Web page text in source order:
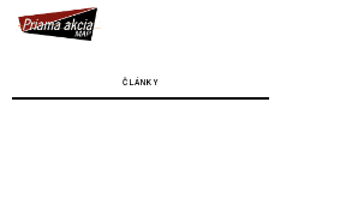
ČLÁNKY